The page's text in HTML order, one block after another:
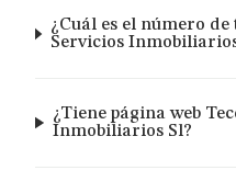
¿Cuál es el número
Servicios
¿Tiene página web
Inmobiliarios Sl?